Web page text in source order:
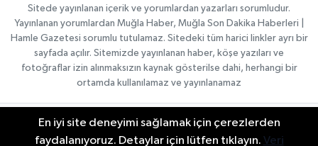
Sitede yayınlanan içerik ve yorumlardan yazarları sorumludur.
Yayınlanan yorumlardan Muğla Haber, Muğla Son Dakika Haberleri |
Hamle Gazetesi sorumlu tutulamaz. Sitedeki tüm harici linkler ayrı bir
sayfada açılır. Sitemizde yayınlanan haber, köşe yazıları ve
fotoğraflar izin alınmaksızın kaynak gösterilse dahi, herhangi bir
ortamda kullanılamaz ve yayınlanamaz
Gizlilik Sözleşmesi
Veri Politikası
Haber Yazılımı:
TE Bilişim
En iyi site deneyimi sağlamak için çerezlerden
faydalanıyoruz. Detaylar için lütfen tıklayın. Veri